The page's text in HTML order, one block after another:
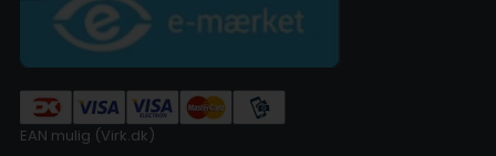
EAN mulig (Virk.dk)